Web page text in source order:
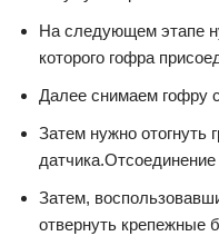
На следующем этапе
которого гофра
Далее снимаем гофру
Затем нужно отогнуть
Затем,
отвернуть крепежные